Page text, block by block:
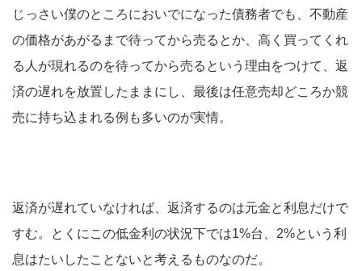
じっさい僕のところにおいでになった債務者でも、不動産
の価格があがるまで待ってから売るとか、高く買ってくれ
る人が現れるのを待ってから売るという理由をつけて、返
済の遅れを放置したままにし、最後は任意売却どころか競
売に持ち込まれる例も多いのが実情。
返済が遅れていなければ、返済するのは元金と利息だけで
すむ。とくにこの低金利の状況下では1%台、2%という利
息はたいしたことないと考えるものなのだ。